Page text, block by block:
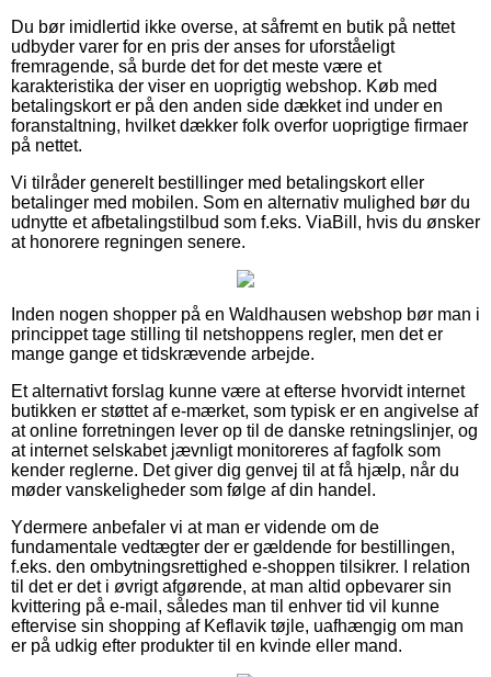
Du bør imidlertid ikke overse, at såfremt en butik på nettet
udbyder varer for en pris der anses for uforståeligt
fremragende, så burde det for det meste være et
karakteristika der viser en uoprigtig webshop. Køb med
betalingskort er på den anden side dækket ind under en
foranstaltning, hvilket dækker folk overfor uoprigtige firmaer
på nettet.
Vi tilråder generelt bestillinger med betalingskort eller
betalinger med mobilen. Som en alternativ mulighed bør du
udnytte et afbetalingstilbud som f.eks. ViaBill, hvis du ønsker
at honorere regningen senere.
Inden nogen shopper på en Waldhausen webshop bør man i
princippet tage stilling til netshoppens regler, men det er
mange gange et tidskrævende arbejde.
Et alternativt forslag kunne være at efterse hvorvidt internet
butikken er støttet af e-mærket, som typisk er en angivelse af
at online forretningen lever op til de danske retningslinjer, og
at internet selskabet jævnligt monitoreres af fagfolk som
kender reglerne. Det giver dig genvej til at få hjælp, når du
møder vanskeligheder som følge af din handel.
Ydermere anbefaler vi at man er vidende om de
fundamentale vedtægter der er gældende for bestillingen,
f.eks. den ombytningsrettighed e-shoppen tilsikrer. I relation
til det er det i øvrigt afgørende, at man altid opbevarer sin
kvittering på e-mail, således man til enhver tid vil kunne
eftervise sin shopping af Keflavik tøjle, uafhængig om man
er på udkig efter produkter til en kvinde eller mand.